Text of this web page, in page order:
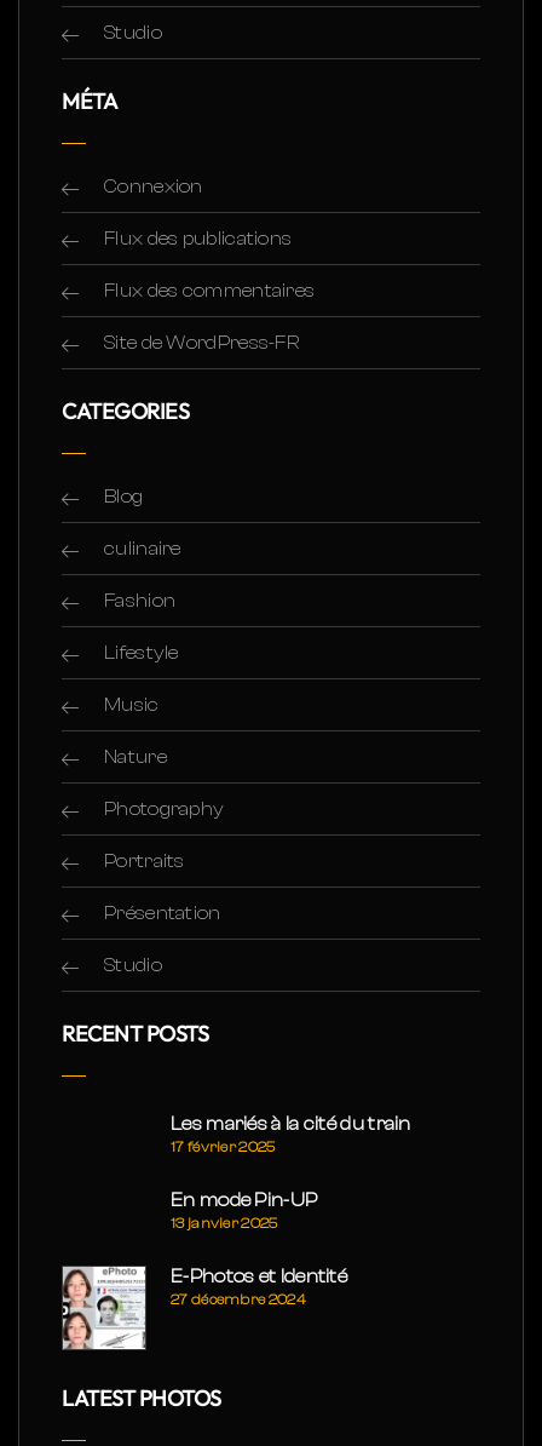
Studio
MÉTA
Connexion
Flux des publications
Flux des commentaires
Site de WordPress-FR
CATEGORIES
Blog
culinaire
Fashion
Lifestyle
Music
Nature
Photography
Portraits
Présentation
Studio
RECENT POSTS
Les mariés à la cité du train
17 février 2025
En mode Pin-UP
13 janvier 2025
E-Photos et Identité
27 décembre 2024
LATEST PHOTOS